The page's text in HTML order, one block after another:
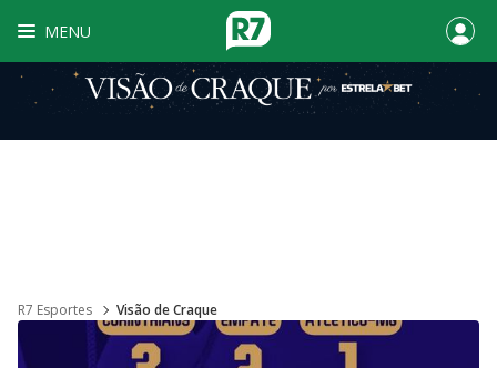
MENU
R7 Esportes Visão de Craque